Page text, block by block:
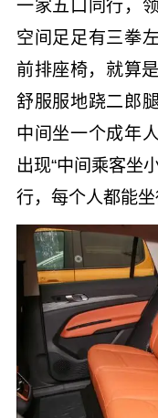
一家五口同行，
空间足足有三拳
前排座椅，就算
舒服服地跷二郎
中间坐一个成年
出现“中间乘客坐
行，每个人都能坐